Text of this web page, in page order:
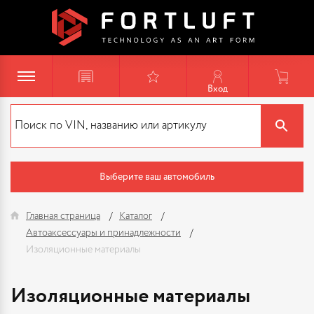
Вход
Выберите ваш автомобиль
Главная страница
Каталог
Автоаксессуары и принадлежности
Изоляционные материалы
Изоляционные материалы